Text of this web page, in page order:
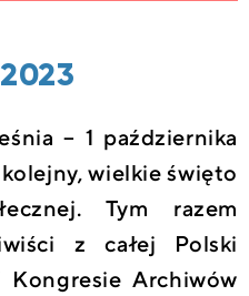
– 1 października
wielkie święto
Tym razem
z całej Polski
Archiwów